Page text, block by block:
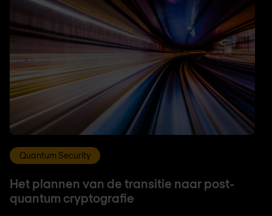
Quantum Security
Het plannen van de transitie naar post-
quantum cryptografie